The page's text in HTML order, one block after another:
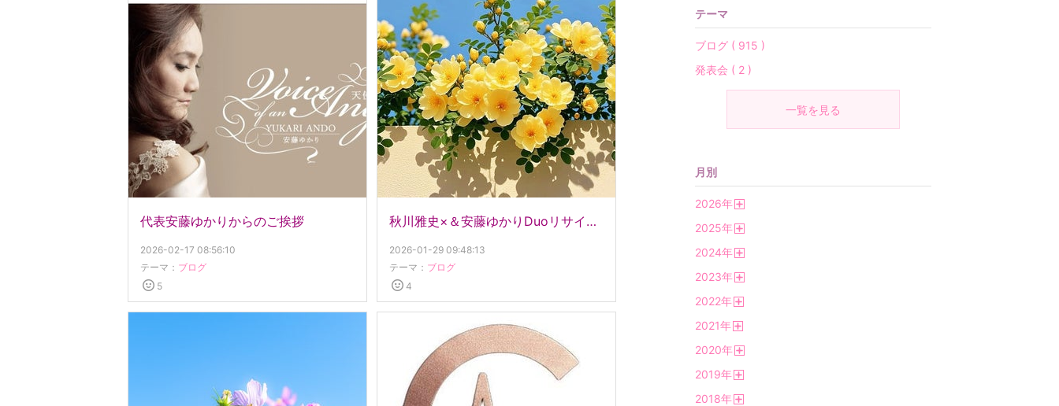
代表安藤ゆかりからのご挨拶
2026-02-17 08:56:10
テーマ： ブログ
5
秋川雅史×＆安藤ゆかりDuoリサイタル 協賛広告のご案内
2026-01-29 09:48:13
テーマ： ブログ
4
テーマ
ブログ ( 915 )
発表会 ( 2 )
一覧を見る
月別
2026年
2025年
2024年
2023年
2022年
2021年
2020年
2019年
2018年